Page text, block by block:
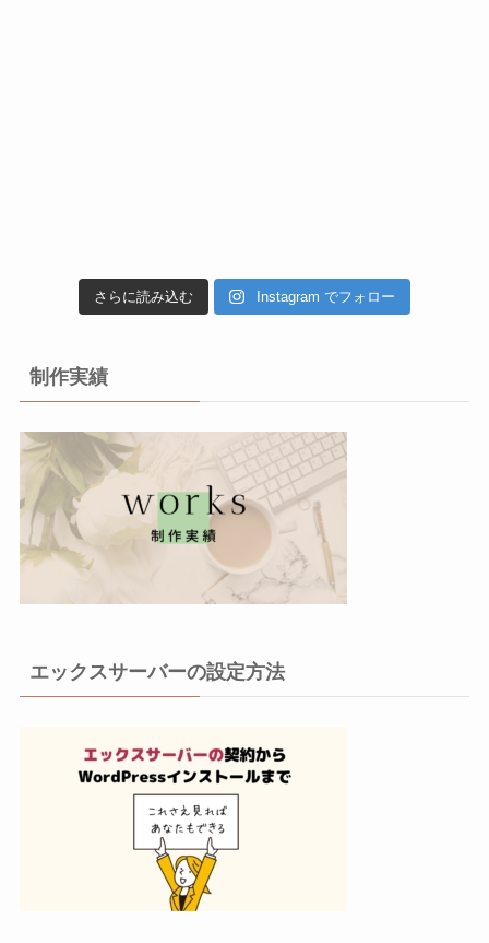
さらに読み込む Instagram でフォロー
制作実績
エックスサーバーの設定方法